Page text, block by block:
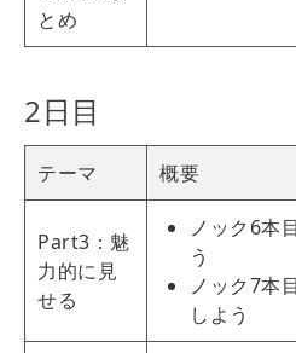
とめ
2日目
テーマ 概要
Part3：魅
力的に見
せる
ノック6本
う
ノック7本
しよう